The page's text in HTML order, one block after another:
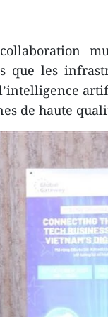
que les
de haute